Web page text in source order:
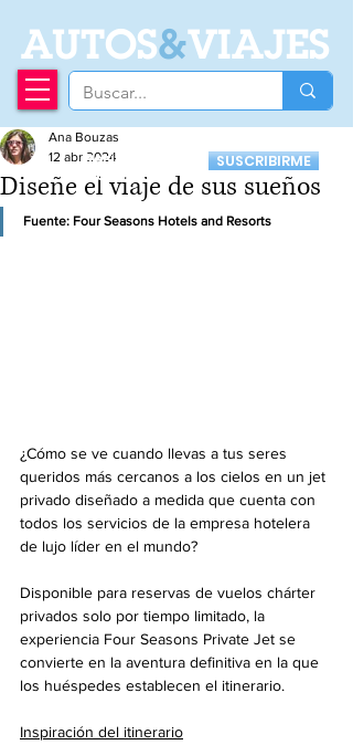
AUTOS&VIAJES
Recibí nuestro
Newsletter
SUSCRIBIRME
Diseñe el viaje de sus sueños
Ana Bouzas
12 abr 2024
Fuente: Four Seasons Hotels and Resorts
¿Cómo se ve cuando llevas a tus seres
queridos más cercanos a los cielos en un jet
privado diseñado a medida que cuenta con
todos los servicios de la empresa hotelera
de lujo líder en el mundo?
Disponible para reservas de vuelos chárter
privados solo por tiempo limitado, la
experiencia Four Seasons Private Jet se
convierte en la aventura definitiva en la que
los huéspedes establecen el itinerario.
Inspiración del itinerario